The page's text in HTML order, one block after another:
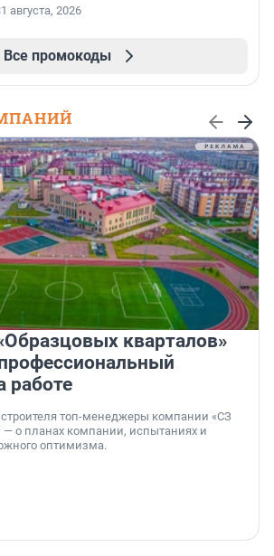
августа, 2026
Все промокоды
кварталов»
работе
топ-менеджеры компании «СЗ
— о планах компании, испытаниях и
оптимизма.